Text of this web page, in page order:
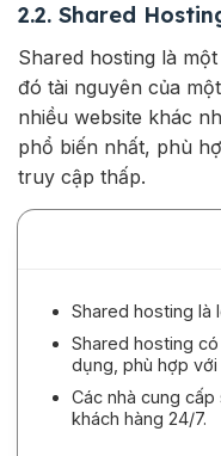
2.2. Shared
Shared hosting là
đó tài nguyên của
nhiều website khác
phổ biến nhất, phù
truy cập thấp.
Shared hosting là
Shared hosting
dụng, phù hợp
Các nhà cung
khách hàng 24/7.